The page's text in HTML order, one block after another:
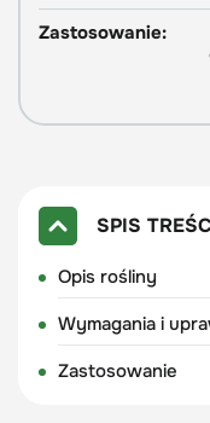
Zastosowanie:
SPIS
Opis rośliny
Wymagania i
Zastosowanie